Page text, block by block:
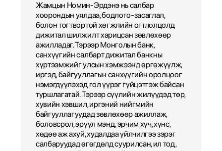
Жамцын Номин-Эрдэнэ нь салбар
хоорондын уялдаа, бодлого-засаглал,
болон тогтвортой хөгжлийн огтлолцолд
дижитал шилжилт харицсан зөвлөхөөр
ажилладаг. Тэрээр Монголын банк,
санхүүгийн салбарт дижитал банкны
хүртээмжийг улсын хэмжээнд өргөжүүлж,
иргэд, байгууллагын санхүүгийн оролцоог
нэмэгдүүлэхэд гол үүрэг гүйцэтгэж байсан
туршлагатай. Тэрээр сүүлийн жилүүдэд төр,
хувийн хэвшил, иргэний нийгмийн
байгууллагуудад зөвлөхөөр ажиллаж,
боловсрол, эрүүл мэнд, эрчим хүч, хүнс,
хөдөө аж ахуй, худалдаа үйлчилгээ зэрэг
салбаруудад өгөгдөлд суурилсан, ил тод,